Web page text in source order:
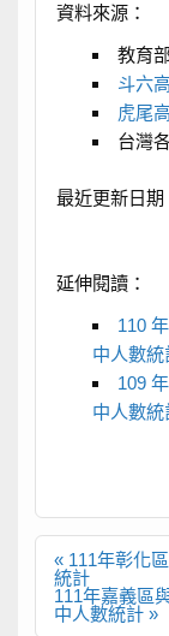
資料來源：
教育
斗六
虎尾
台灣
最近更新日期
延伸閱讀：
110
中人數統
109
中人數統
文
章
導
覽
« 111年彰化
統計
111年嘉義區
中人數統計 »